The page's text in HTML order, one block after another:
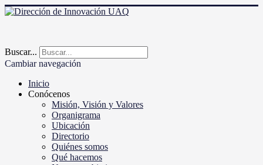
Buscar...
Cambiar navegación
Inicio
Conócenos
Misión, Visión y Valores
Organigrama
Ubicación
Directorio
Quiénes somos
Qué hacemos